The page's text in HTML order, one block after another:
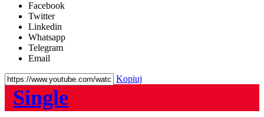
Facebook
Twitter
Linkedin
Whatsapp
Telegram
Email
Kopiuj
Single